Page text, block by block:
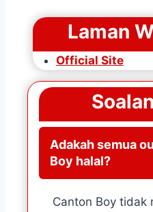
Laman
Official Site
Adakah semua
Boy halal?
Canton Boy tidak